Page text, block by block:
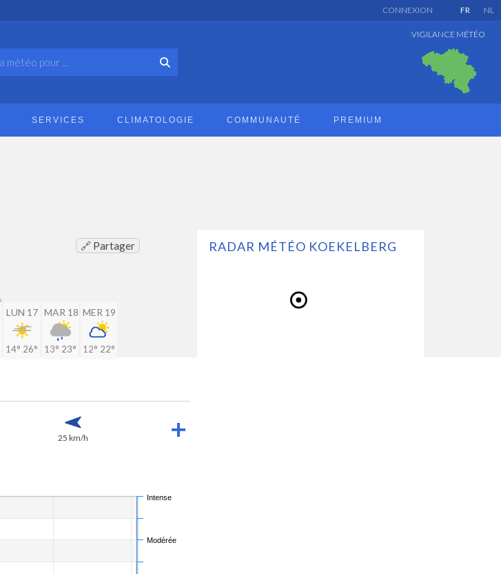
FR NL
CONNEXION
VIGILANCE MÉTÉO
SERVICES CLIMATOLOGIE COMMUNAUTÉ PREMIUM
🔗 Partager
LUN 17
14° 26°
MAR 18
13° 23°
MER 19
12° 22°
25 km/h
Modérée
Intense
RADAR MÉTÉO KOEKELBERG